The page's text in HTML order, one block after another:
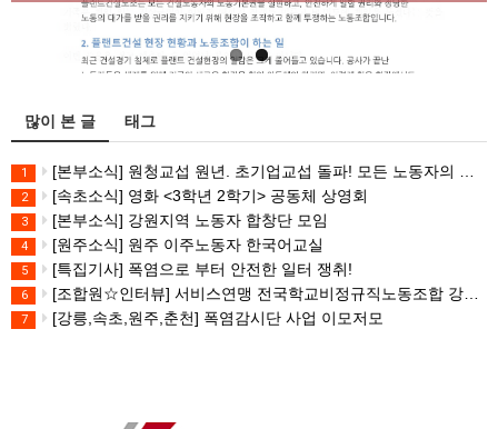
많이 본 글 태그
1 [본부소식] 원청교섭 원년. 초기업교섭 돌파! 모든 노동자의 노동기본권 쟁취! 민주노총 7.15 총파업대회
2 [속초소식] 영화 <3학년 2학기> 공동체 상영회
3 [본부소식] 강원지역 노동자 합창단 모임
4 [원주소식] 원주 이주노동자 한국어교실
5 [특집기사] 폭염으로 부터 안전한 일터 쟁취!
6 [조합원☆인터뷰] 서비스연맹 전국학교비정규직노동조합 강원지부 김유미 춘천지회장
7 [강릉,속초,원주,춘천] 폭염감시단 사업 이모저모